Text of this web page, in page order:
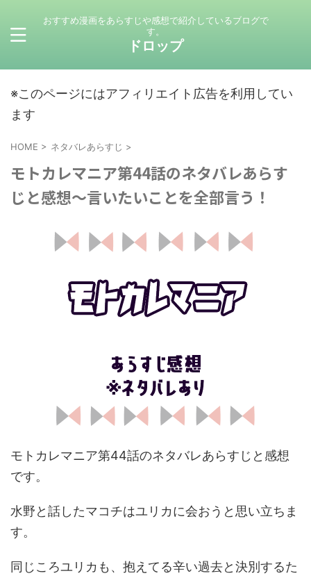
おすすめ漫画をあらすじや感想で紹介しているブログで
す。
ドロップ
※このページにはアフィリエイト広告を利用してい
ます
HOME > ネタバレあらすじ >
モトカレマニア第44話のネタバレあらす
じと感想～言いたいことを全部言う！
モトカレマニア第44話のネタバレあらすじと感想
です。
水野と話したマコチはユリカに会おうと思い立ちま
す。
同じころユリカも、抱えてる辛い過去と決別するた